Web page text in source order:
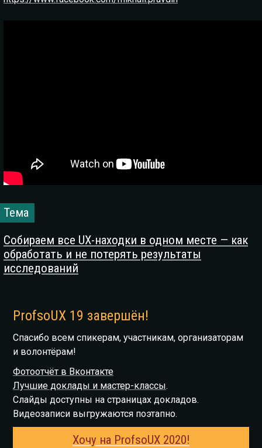
Тема
Собираем все UX-находки в одном месте — как
обработать и не потерять результаты
исследований
ProfsoUX 19 завершён!
Спасибо всем спикерам, участникам, организаторам
и волонтёрам!
Фотоотчёт в Вконтакте
Лучшие доклады и мастер-классы.
Слайды доступны на страницах докладов.
Видеозаписи выгружаются поэтапно.
Хочу на ProfsoUX 2020!